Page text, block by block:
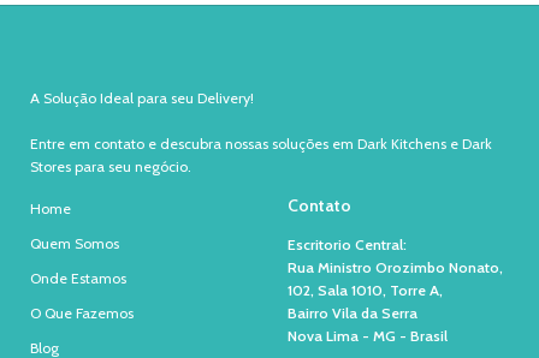
A Solução Ideal para seu Delivery!
Entre em contato e descubra nossas soluções em Dark Kitchens e Dark
Stores para seu negócio.
Home
Quem Somos
Onde Estamos
O Que Fazemos
Blog
Contato
Escritorio Central:
Rua Ministro Orozimbo Nonato,
102, Sala 1010, Torre A,
Bairro Vila da Serra
Nova Lima - MG - Brasil